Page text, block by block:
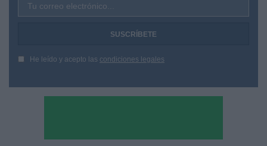
Tu correo electrónico...
He leído y acepto las condiciones legales